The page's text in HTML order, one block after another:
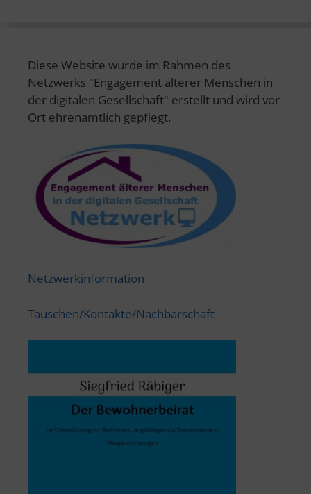
Diese Website wurde im Rahmen des
Netzwerks "Engagement älterer Menschen in
der digitalen Gesellschaft" erstellt und wird vor
Ort ehrenamtlich gepflegt.
Netzwerkinformation
Tauschen/Kontakte/Nachbarschaft